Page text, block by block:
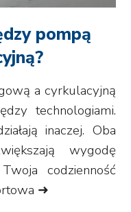
pompą
a cyrkulacyjną
technologiami.
inaczej. Oba
wygodę
codzienność
➜